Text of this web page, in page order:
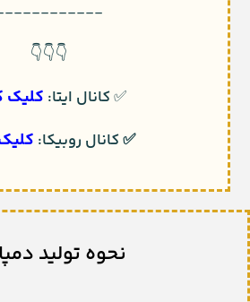
👇👇👇
✅کانال ایتا: کلیک
✅کانال روبیکا:
نحوه تولید